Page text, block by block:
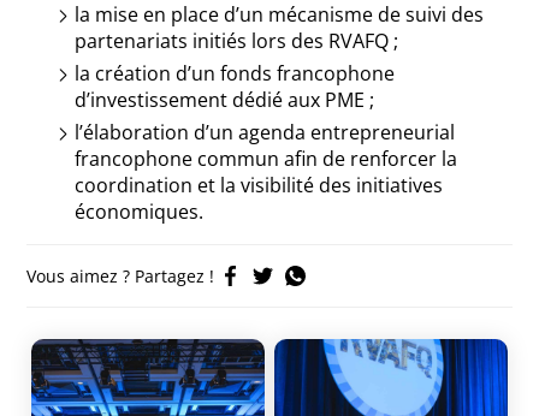
la mise en place d’un mécanisme de suivi des
partenariats initiés lors des RVAFQ ;
la création d’un fonds francophone
d’investissement dédié aux PME ;
l’élaboration d’un agenda entrepreneurial
francophone commun afin de renforcer la
coordination et la visibilité des initiatives
économiques.
Vous aimez ? Partagez !